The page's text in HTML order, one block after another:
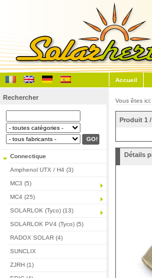
Accueil
Rechercher
Connectique
Amphenol UTX / H4 (3)
MC3 (5)
MC4 (25)
SOLARLOK (Tyco) (13)
SOLARLOK PV4 (Tyco) (5)
RADOX SOLAR (4)
SUNCLIX
ZJRH (1)
Vous êtes
Produit 1 /
Détails